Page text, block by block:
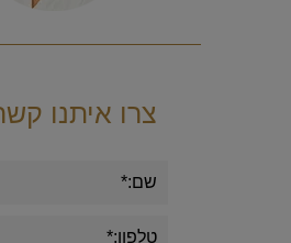
צרו איתנו